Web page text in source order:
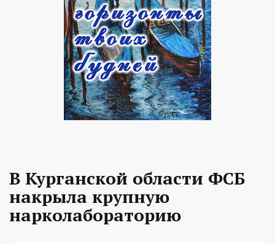
В Курганской области ФСБ
накрыла крупную
нарколабораторию